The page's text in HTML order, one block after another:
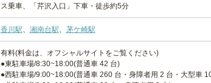
ス乗車、「芹沢入口」下車・徒歩約5分
香川駅、 湘南台駅、 茅ケ崎駅
有料(料金は、オフシャルサイトをご覧ください)
●東駐車場/8:30~18:00(普通車 42 台)
●西駐車場/9:00~18:00(普通車 260 台・身障者用 2 台・大型車